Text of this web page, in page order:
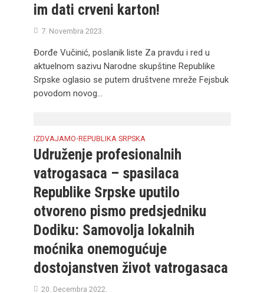
im dati crveni karton!
7. Novembra 2023.
Đorđe Vučinić, poslanik liste Za pravdu i red u
aktuelnom sazivu Narodne skupštine Republike
Srpske oglasio se putem društvene mreže Fejsbuk
povodom novog...
IZDVAJAMO•REPUBLIKA SRPSKA
Udruženje profesionalnih
vatrogasaca – spasilaca
Republike Srpske uputilo
otvoreno pismo predsjedniku
Dodiku: Samovolja lokalnih
moćnika onemogućuje
dostojanstven život vatrogasaca
20. Decembra 2022.